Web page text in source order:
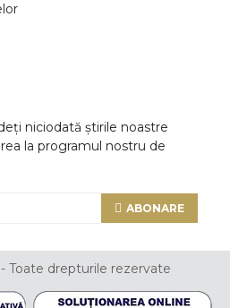
niciodată știrile noastre
la programul nostru de
ABONARE
Toate drepturile rezervate